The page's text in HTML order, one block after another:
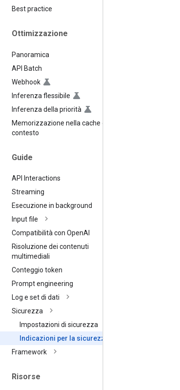
Best practice
Ottimizzazione
Panoramica
API Batch
Webhook
Inferenza flessibile
Inferenza della priorità
Memorizzazione nella cache del
contesto
Guide
API Interactions
Streaming
Esecuzione in background
Input file
Compatibilità con OpenAI
Risoluzione dei contenuti
multimediali
Conteggio token
Prompt engineering
Log e set di dati
Sicurezza
Impostazioni di sicurezza
Indicazioni per la sicurezza
Framework
Risorse